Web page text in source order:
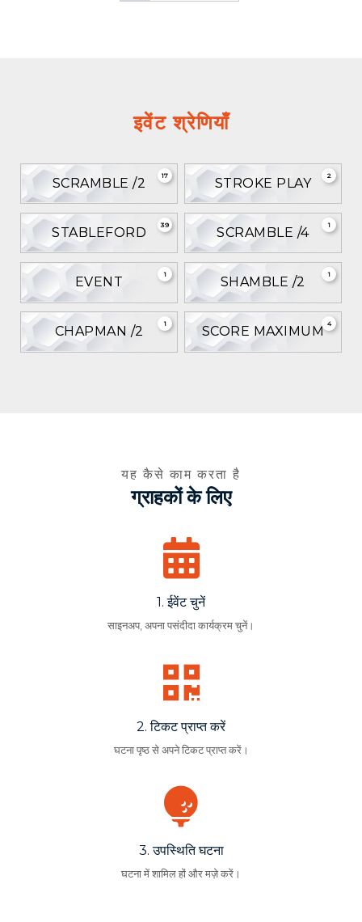
इवेंट श्रेणियाँ
SCRAMBLE /2 17 STROKE PLAY 2
STABLEFORD 39 SCRAMBLE /4 1
EVENT 1 SHAMBLE /2 1
CHAPMAN /2 1 SCORE MAXIMUM 4
यह कैसे काम करता है
ग्राहकों के लिए
1. ईवेंट चुनें
साइनअप, अपना पसंदीदा कार्यक्रम चुनें।
2. टिकट प्राप्त करें
घटना पृष्ठ से अपने टिकट प्राप्त करें।
3. उपस्थिति घटना
घटना में शामिल हों और मज़े करें।